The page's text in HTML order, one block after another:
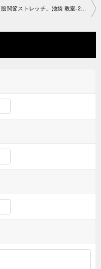
「股関節ストレッチ」池袋 教室-2021-04-24-no0078-1467